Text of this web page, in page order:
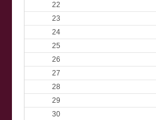
22
23
24
25
26
27
28
29
30